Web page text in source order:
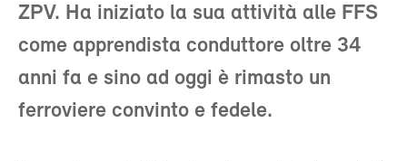
ZPV. Ha iniziato la sua attività alle FFS
come apprendista conduttore oltre 34
anni fa e sino ad oggi è rimasto un
ferroviere convinto e fedele.